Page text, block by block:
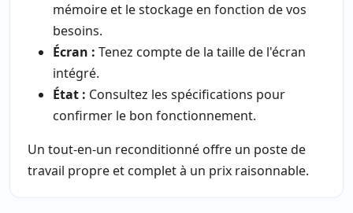
mémoire et le stockage en fonction de vos
besoins.
Écran : Tenez compte de la taille de l'écran
intégré.
État : Consultez les spécifications pour
confirmer le bon fonctionnement.
Un tout-en-un reconditionné offre un poste de
travail propre et complet à un prix raisonnable.